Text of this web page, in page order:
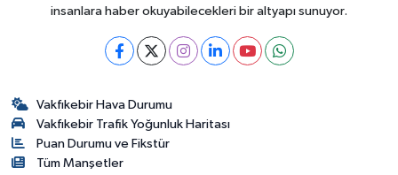
insanlara haber okuyabilecekleri bir altyapı sunuyor.
Vakfıkebir Hava Durumu
Vakfıkebir Trafik Yoğunluk Haritası
Puan Durumu ve Fikstür
Tüm Manşetler